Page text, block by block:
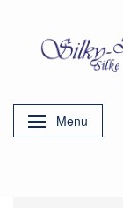
Skifte navigation
Menu